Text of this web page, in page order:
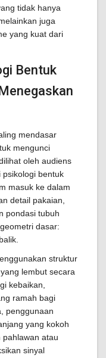
tidak hanya
juga
yang kuat dari
Bentuk
mendasar
mengunci
oleh audiens
bentuk
masuk ke dalam
detail pakaian,
pondasi tubuh
dasar:
struktur
lembut secara
kebaikan,
ramah bagi
penggunaan
yang kokoh
atau
sinyal